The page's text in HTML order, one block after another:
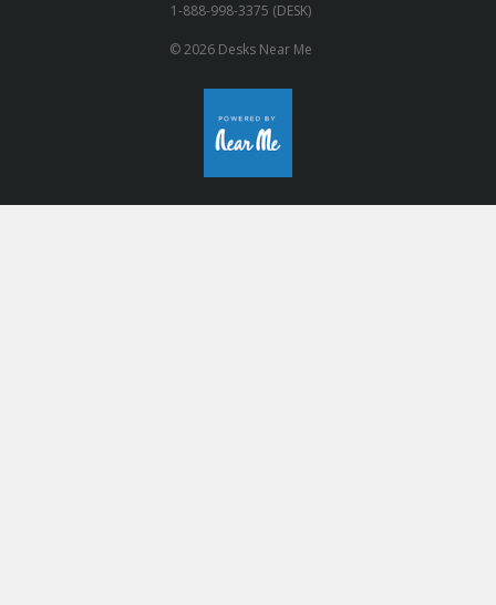
1-888-998-3375 (DESK)
© 2026 Desks Near Me